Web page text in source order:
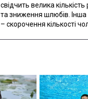
свідчить велика
та зниження шлюбів.
– скорочення кількості